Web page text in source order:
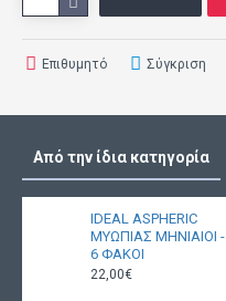
Επιθυμητό Σύγκριση
Από την ίδια κατηγορία
IDEAL ASPHERIC
ΜΥΩΠΙΑΣ ΜΗΝΙΑΙΟΙ -
6 ΦΑΚΟΙ
22,00€